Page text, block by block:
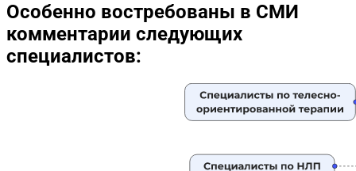
Особенно востребованы в СМИ
комментарии следующих
специалистов: